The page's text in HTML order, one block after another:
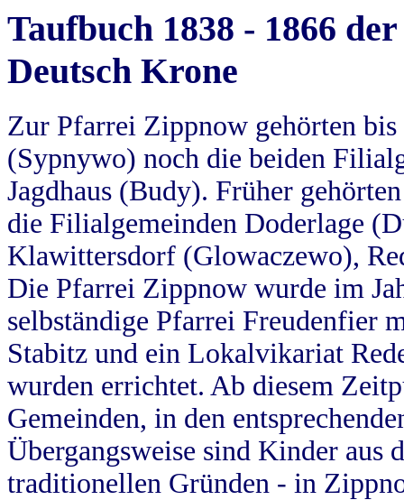
Taufbuch 1838 - 1866
Deutsch Krone
Zur Pfarrei Zippnow gehörten
(Sypnywo) noch die beiden
Jagdhaus (Budy). Früher
die Filialgemeinden Doderlage
Klawittersdorf (Glowaczewo),
Die Pfarrei Zippnow wurde im
selbständige Pfarrei Freudenfier
Stabitz und ein Lokalvikariat
wurden errichtet. Ab diesem
Gemeinden, in den
Übergangsweise sind Kinder aus
traditionellen Gründen - in